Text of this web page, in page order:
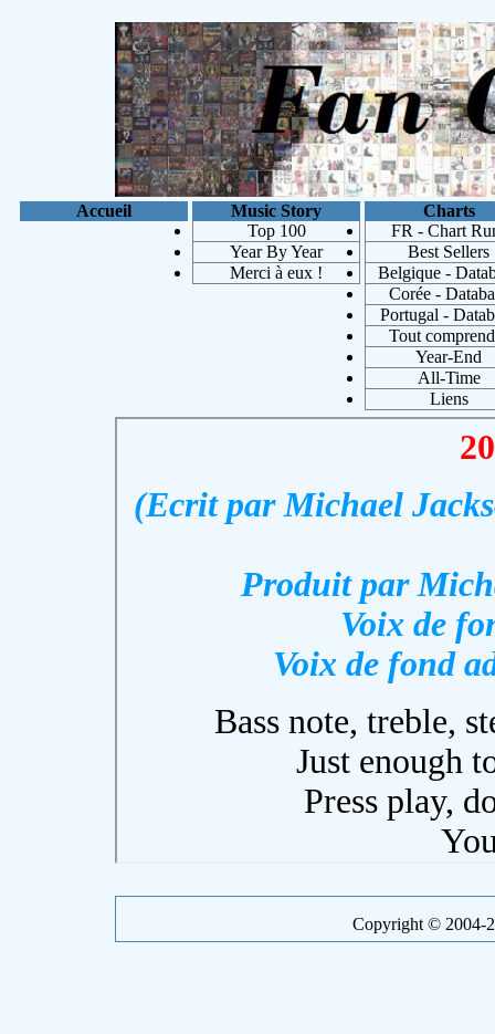
Accueil
Music Story
Top 100
Year By Year
Merci à eux !
Charts
FR - Chart
Best Sellers
Belgique -
Corée -
Portugal -
Tout
Year-End
All-Time
Liens
Copyright © 2004-